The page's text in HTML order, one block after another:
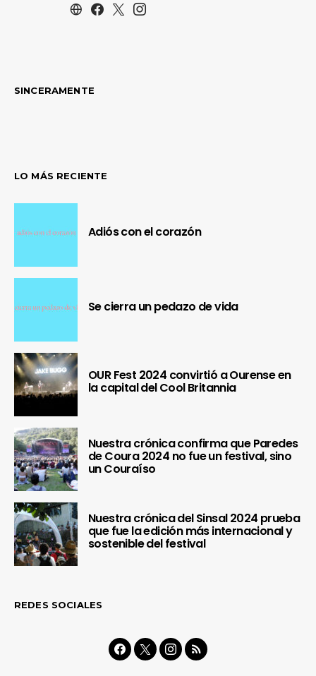
SINCERAMENTE
LO MÁS RECIENTE
Adiós con el corazón
Se cierra un pedazo de vida
OUR Fest 2024 convirtió a Ourense en
la capital del Cool Britannia
Nuestra crónica confirma que Paredes
de Coura 2024 no fue un festival, sino
un Couraíso
Nuestra crónica del Sinsal 2024 prueba
que fue la edición más internacional y
sostenible del festival
REDES SOCIALES